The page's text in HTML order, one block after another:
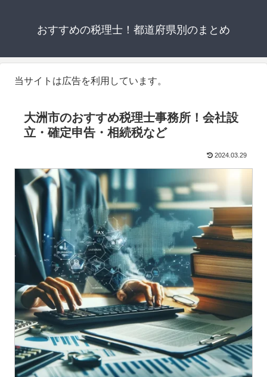
おすすめの税理士！都道府県別のまとめ
当サイトは広告を利用しています。
大洲市のおすすめ税理士事務所！会社設
立・確定申告・相続税など
2024.03.29